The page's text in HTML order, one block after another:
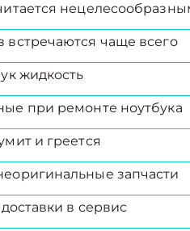
встречаются чаще всего
жидкость
при ремонте ноутбука
и греется
запчасти
в сервис